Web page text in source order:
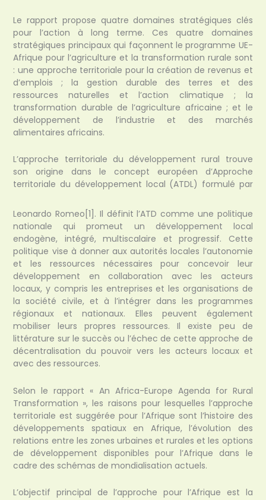
Le rapport propose quatre domaines stratégiques clés
pour l’action à long terme. Ces quatre domaines
stratégiques principaux qui façonnent le programme UE-
Afrique pour l’agriculture et la transformation rurale sont
: une approche territoriale pour la création de revenus et
d’emplois ; la gestion durable des terres et des
ressources naturelles et l’action climatique ; la
transformation durable de l’agriculture africaine ; et le
développement de l’industrie et des marchés
alimentaires africains.
L’approche territoriale du développement rural trouve
son origine dans le concept européen d’Approche
territoriale du développement local (ATDL) formulé par
Leonardo Romeo [1]. Il définit l’ATD comme une politique
nationale qui promeut un développement local
endogène, intégré, multiscalaire et progressif. Cette
politique vise à donner aux autorités locales l’autonomie
et les ressources nécessaires pour concevoir leur
développement en collaboration avec les acteurs
locaux, y compris les entreprises et les organisations de
la société civile, et à l’intégrer dans les programmes
régionaux et nationaux. Elles peuvent également
mobiliser leurs propres ressources. Il existe peu de
littérature sur le succès ou l’échec de cette approche de
décentralisation du pouvoir vers les acteurs locaux et
avec des ressources.
Selon le rapport « An Africa-Europe Agenda for Rural
Transformation », les raisons pour lesquelles l’approche
territoriale est suggérée pour l’Afrique sont l’histoire des
développements spatiaux en Afrique, l’évolution des
relations entre les zones urbaines et rurales et les options
de développement disponibles pour l’Afrique dans le
cadre des schémas de mondialisation actuels.
L’objectif principal de l’approche pour l’Afrique est la